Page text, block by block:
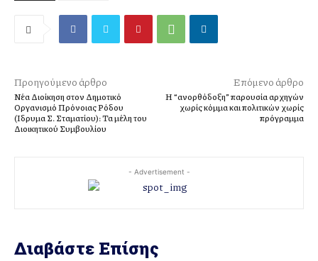
Προηγούμενο άρθρο
Νέα Διοίκηση στον Δημοτικό
Οργανισμό Πρόνοιας Ρόδου
(Ιδρυμα Σ. Σταματίου): Τα μέλη του
Διοικητικού Συμβουλίου
Επόμενο άρθρο
Η “ανορθόδοξη” παρουσία αρχηγών
χωρίς κόμμα και πολιτικών χωρίς
πρόγραμμα
- Advertisement -
Διαβάστε Επίσης